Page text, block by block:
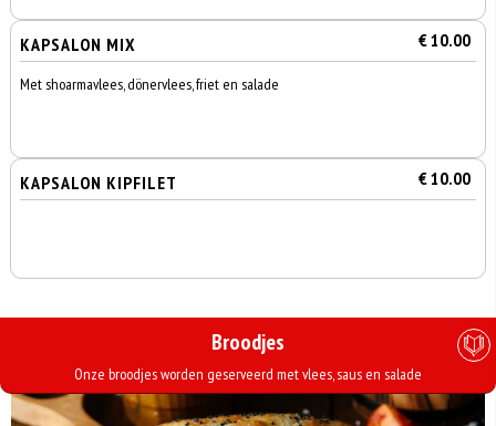
KAPSALON MIX € 10.00
Met shoarmavlees, dönervlees, friet en salade
KAPSALON KIPFILET € 10.00
Broodjes
Onze broodjes worden geserveerd met vlees, saus en salade